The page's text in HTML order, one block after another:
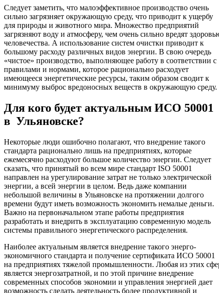
Следует заметить, что малоэффективное производство очень
сильно загрязняет окружающую среду, что приводит к ущербу
для природы и животного мира. Множество предприятий
загрязняют воду и атмосферу, чем очень сильно вредят
человечества. А использование систем очистки приводит к
большому расходу различных видов энергии. В свою очередь
«чистое» производство, выполняющее работу в соответствии с
правилами и нормами, которое рационально расходует
имеющееся энергетические ресурсы, таким образом сводит к
минимуму выброс вредоносных веществ в окружающую среду.
Для кого будет актуальным ИСО 50001
в Ульяновске?
Некоторые люди ошибочно полагают, что внедрение такого
стандарта рационально лишь на предприятиях, которые
ежемесячно расходуют большое количество энергии. Следует
сказать, что принятый во всем мире стандарт ISO 50001
направлен на урегулирование затрат не только электрической
энергии, а всей энергии в целом. Ведь даже компании
небольшой величины в Ульяновске на протяжении долгого
времени будут иметь возможность экономить немалые деньги.
Важно на первоначальном этапе работы предприятия
разработать и внедрить в эксплуатацию современную модель
системы правильного энергетического распределения.
Наиболее актуальным является внедрение такого энерго-
экономичного стандарта и получение сертификата ИСО 50001
на предприятиях тяжелой промышленности. Любая из этих
является энергозатратной, и по этой причине внедрение
современных способов экономии и управления энергией дает
возможность сделать деятельность более продуктивной и